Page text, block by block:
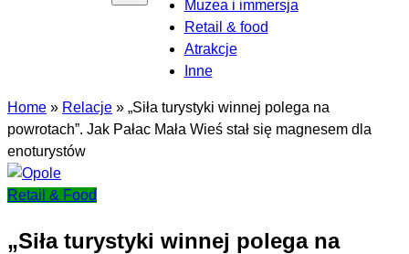
Muzea i immersja
Retail & food
Atrakcje
Inne
Home » Relacje » „Siła turystyki winnej polega na
powrotach”. Jak Pałac Mała Wieś stał się magnesem dla
enoturystów
Retail & Food
„Siła turystyki winnej polega na